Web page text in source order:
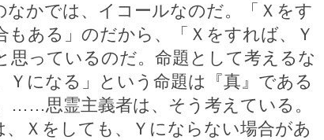
なかでは、イコールなのだ。「Ｘをす
もある」のだから、「Ｘをすれば、Ｙ
思っているのだ。命題として考えるな
Ｙになる」という命題は『真』である
……思霊主義者は、そう考えている。
、Ｘをしても、Ｙにならない場合があ